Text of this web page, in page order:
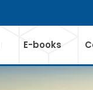
E-books